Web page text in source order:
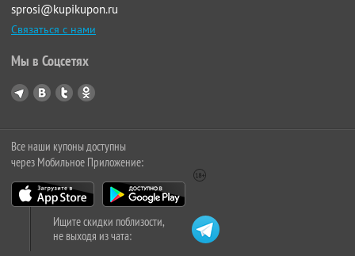
sprosi@kupikupon.ru
Связаться с нами
Мы в Соцсетях
Все наши купоны доступны
через Мобильное Приложение:
Ищите скидки поблизости,
не выходя из чата: